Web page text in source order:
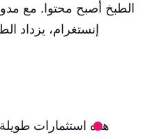
الطبخ أصبح محتوا. مع
إنستغرام، يزداد
هذه استثمارات